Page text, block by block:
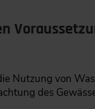
Nutzung von
des